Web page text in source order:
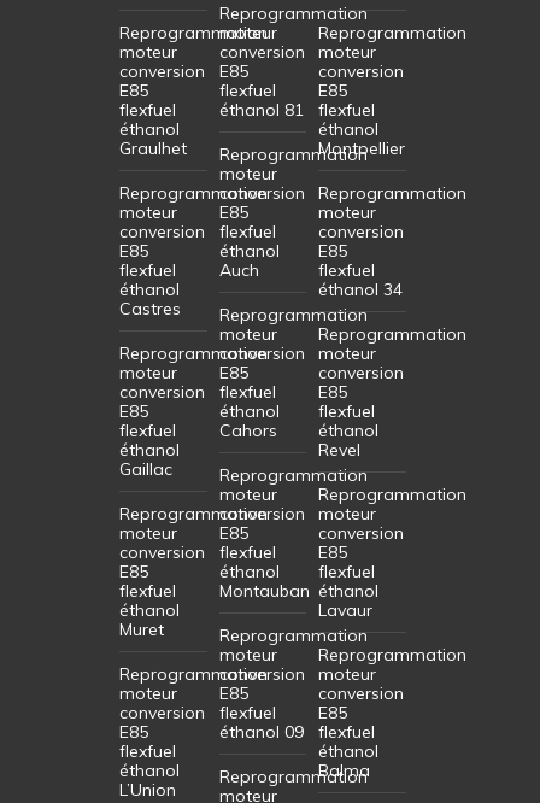
Reprogrammation
moteur
conversion
E85
flexfuel
éthanol
Graulhet
Reprogrammation
moteur
conversion
E85
flexfuel
éthanol
Castres
Reprogrammation
moteur
conversion
E85
flexfuel
éthanol
Gaillac
Reprogrammation
moteur
conversion
E85
flexfuel
éthanol
Muret
Reprogrammation
moteur
conversion
E85
flexfuel
éthanol
L’Union
Reprogrammation
moteur
conversion
E85
flexfuel
éthanol 81
Reprogrammation
moteur
conversion
E85
flexfuel
éthanol
Auch
Reprogrammation
moteur
conversion
E85
flexfuel
éthanol
Cahors
Reprogrammation
moteur
conversion
E85
flexfuel
éthanol
Montauban
Reprogrammation
moteur
conversion
E85
flexfuel
éthanol 09
Reprogrammation
moteur
Reprogrammation
moteur
conversion
E85
flexfuel
éthanol
Montpellier
Reprogrammation
moteur
conversion
E85
flexfuel
éthanol 34
Reprogrammation
moteur
conversion
E85
flexfuel
éthanol
Revel
Reprogrammation
moteur
conversion
E85
flexfuel
éthanol
Lavaur
Reprogrammation
moteur
conversion
E85
flexfuel
éthanol
Balma